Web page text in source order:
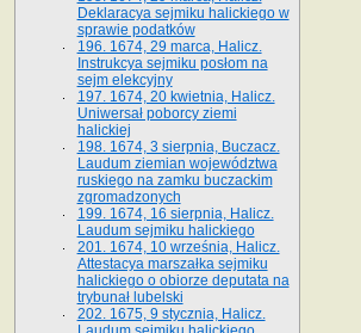
Deklaracya sejmiku halickiego w
sprawie podatków
196. 1674, 29 marca, Halicz.
Instrukcya sejmiku posłom na
sejm elekcyjny
197. 1674, 20 kwietnia, Halicz.
Uniwersał poborcy ziemi
halickiej
198. 1674, 3 sierpnia, Buczacz.
Laudum ziemian województwa
ruskiego na zamku buczackim
zgromadzonych
199. 1674, 16 sierpnia, Halicz.
Laudum sejmiku halickiego
201. 1674, 10 września, Halicz.
Attestacya marszałka sejmiku
halickiego o obiorze deputata na
trybunał lubelski
202. 1675, 9 stycznia, Halicz.